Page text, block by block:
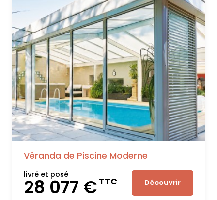
Véranda de Piscine Moderne
livré et posé
28 077 €TTC Découvrir